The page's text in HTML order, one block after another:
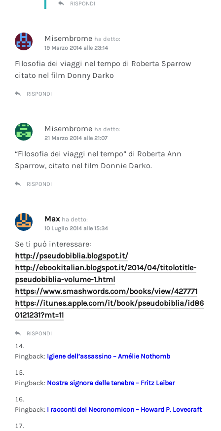
RISPONDI
Misembrome ha detto:
19 Marzo 2014 alle 23:14
Filosofia dei viaggi nel tempo di Roberta Sparrow
citato nel film Donny Darko
RISPONDI
Misembrome ha detto:
21 Marzo 2014 alle 21:07
“Filosofia dei viaggi nel tempo” di Roberta Ann
Sparrow, citato nel film Donnie Darko.
RISPONDI
Max ha detto:
10 Luglio 2014 alle 15:34
Se ti può interessare:
http://pseudobiblia.blogspot.it/
http://ebookitalian.blogspot.it/2014/04/titolotitle-
pseudobiblia-volume-1.html
https://www.smashwords.com/books/view/427771
https://itunes.apple.com/it/book/pseudobiblia/id86
0121231?mt=11
RISPONDI
Pingback: Igiene dell’assassino – Amélie Nothomb
Pingback: Nostra signora delle tenebre – Fritz Leiber
Pingback: I racconti del Necronomicon – Howard P. Lovecraft